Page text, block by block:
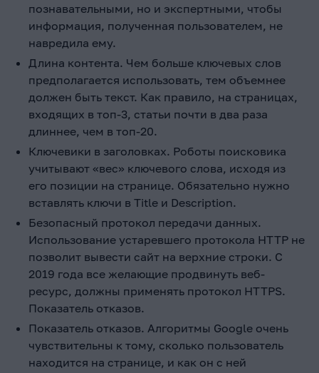
познавательными, но и экспертными, чтобы
информация, полученная пользователем, не
навредила ему.
Длина контента. Чем больше ключевых слов
предполагается использовать, тем объемнее
должен быть текст. Как правило, на страницах,
входящих в топ-3, статьи почти в два раза
длиннее, чем в топ-20.
Ключевики в заголовках. Роботы поисковика
учитывают «вес» ключевого слова, исходя из
его позиции на странице. Обязательно нужно
вставлять ключи в Title и Description.
Безопасный протокол передачи данных.
Использование устаревшего протокола HTTP не
позволит вывести сайт на верхние строки. С
2019 года все желающие продвинуть веб-
ресурс, должны применять протокол HTTPS.
Показатель отказов.
Показатель отказов. Алгоритмы Google очень
чувствительны к тому, сколько пользователь
находится на странице, и как он с ней